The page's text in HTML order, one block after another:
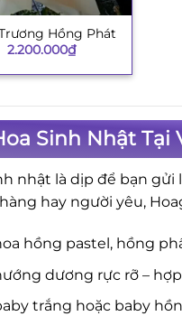
Hồng Phát
2.200.000₫
Sinh Nhật Tại
nhật là dịp để bạn
hay người yêu,
hồng pastel, hồng
dương rực rỡ –
trắng hoặc baby